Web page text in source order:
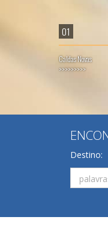
01
Caldas Novas
>>>>>>>>>
Destino: